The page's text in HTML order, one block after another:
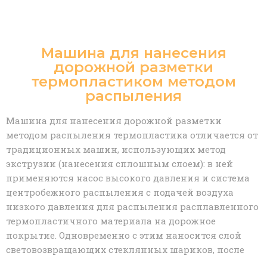
Машина для нанесения
дорожной разметки
термопластиком методом
распыления
Машина для нанесения дорожной разметки
методом распыления термопластика отличается от
традиционных машин, использующих метод
экструзии (нанесения сплошным слоем): в ней
применяются насос высокого давления и система
центробежного распыления с подачей воздуха
низкого давления для распыления расплавленного
термопластичного материала на дорожное
покрытие. Одновременно с этим наносится слой
световозвращающих стеклянных шариков, после